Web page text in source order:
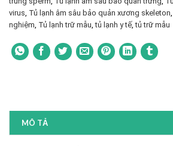
virus, Tủ lạnh âm sâu bảo quản xương skeleton,
nghiệm, Tủ lạnh trữ mẫu,tủ lạnh y tế,tủ trữ mẫu
MÔ TẢ